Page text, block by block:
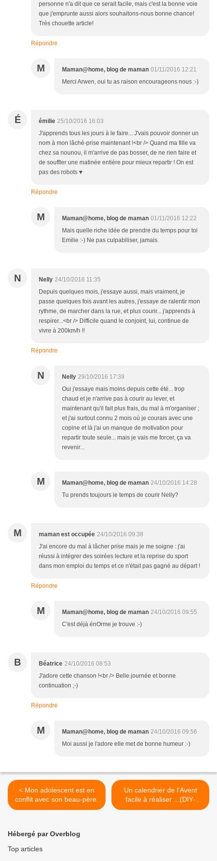
personne n'a dit que ce serait facile, mais c'est la bonne voie
que j'emprunte aussi alors souhaitons-nous bonne chance!
Très chouette article!
Répondre
M Maman@home, blog de maman 01/11/2016 12:21
Merci Arwen, oui tu as raison encourageons nous :-)
É émilie 25/10/2016 16:03
J'apprends tous les jours à le faire... J'vais pouvoir donner un
nom à mon lâché-prise maintenant !<br /> Quand ma fille va
chez sa nounou, il m'arrive de pas bosser, de ne rien faire et
de souffler une matinée entière pour mieux repartir ! On est
pas des robots ♥
Répondre
M Maman@home, blog de maman 01/11/2016 12:22
Mais quelle riche idée de prendre du temps pour toi
Emilie :-) Ne pas culpabiliser, jamais.
N Nelly 24/10/2016 11:35
Depuis quelques mois, j'essaye aussi, mais vraiment, je
passe quelques fois avant les autres, j'essaye de ralentir mon
rythme, de marcher dans la rue, et plus courir... j'apprends à
respirer...<br /> Difficile quand le conjoint, lui, continue de
vivre à 200km/h !!
Répondre
N Nelly 29/10/2016 17:39
Oui j'essaye mais moins depuis cette été... trop
chaud et je n'arrive pas à courir au lever, et
maintenant qu'il fait plus frais, du mal à m'organiser ;
et j'ai surtout connu 2 mois où je courais avec une
copine et là j'ai un manque de motivation pour
repartir toute seule... mais je vais me forcer, ça va
revenir...
M Maman@home, blog de maman 24/10/2016 14:28
Tu prends toujours le temps de courir Nelly?
M maman est occupée 24/10/2016 09:38
J'ai encore du mal à lâcher prise mais je me soigne : j'ai
réussi à intégrer des soirées lecture et la reprise du sport
dans mon emploi du temps et ce n'était pas gagné au départ !
Répondre
M Maman@home, blog de maman 24/10/2016 09:55
C'est déjà énOrme je trouve :-)
B Béatrice 24/10/2016 08:53
J'adore cette chanson !<br /> Belle journée et bonne
continuation ;-)
Répondre
M Maman@home, blog de maman 24/10/2016 09:56
Moi aussi je l'adore elle met de bonne humeur :-)
< Mon adolescent est en
conflit avec son beau-père.
Un calendrier de l'Avent
facile à réaliser ...(DIY-
débutant) >
Hébergé par Overblog
Top articles